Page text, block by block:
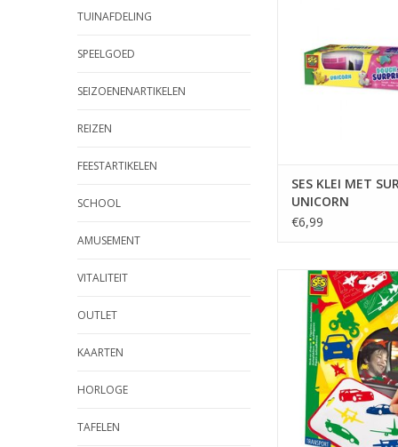
TUINAFDELING
SPEELGOED
SEIZOENENARTIKELEN
REIZEN
FEESTARTIKELEN
SCHOOL
AMUSEMENT
VITALITEIT
OUTLET
KAARTEN
HORLOGE
TAFELEN
SES KLEI MET
UNICORN
€6,99
SES
TOEVOEGEN AAN